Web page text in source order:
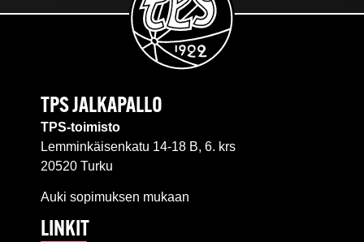
TPS JALKAPALLO
TPS-toimisto
Lemminkäisenkatu 14-18 B, 6. krs
20520 Turku
Auki sopimuksen mukaan
LINKIT